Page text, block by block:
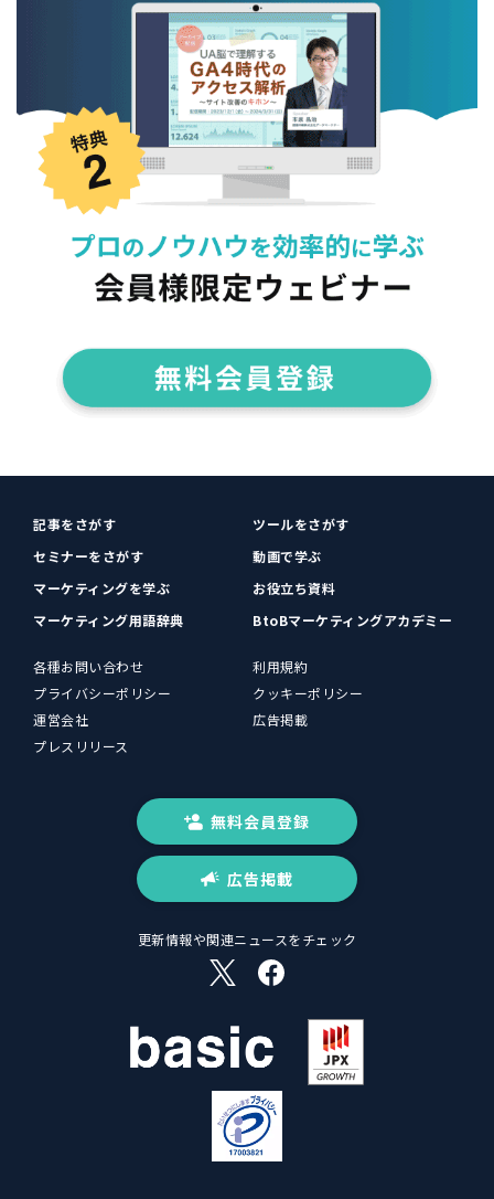
記事をさがす
ツールをさがす
セミナーをさがす
動画で学ぶ
マーケティングを学ぶ
お役立ち資料
マーケティング用語辞典
BtoBマーケティングアカデミー
各種お問い合わせ
利用規約
プライバシーポリシー
クッキーポリシー
運営会社
広告掲載
プレスリリース
無料会員登録
広告掲載
更新情報や関連ニュースをチェック